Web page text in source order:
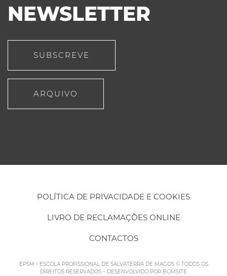
NEWSLETTER
SUBSCREVE
ARQUIVO
POLÍTICA DE PRIVACIDADE E COOKIES
LIVRO DE RECLAMAÇÕES ONLINE
CONTACTOS
EPSM - ESCOLA PROFISSIONAL DE SALVATERRA DE MAGOS © TODOS OS
DIREITOS RESERVADOS – DESENVOLVIDO POR BOMSITE